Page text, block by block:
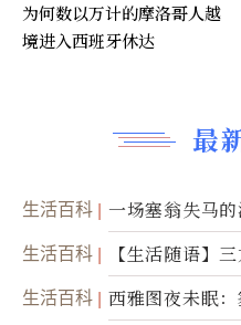
最
生活百科 一场塞翁失马
生活百科
【生活随语】
撼
生活百科 西雅图夜未眠
为何数以万计的摩洛哥人越
境进入西班牙休达